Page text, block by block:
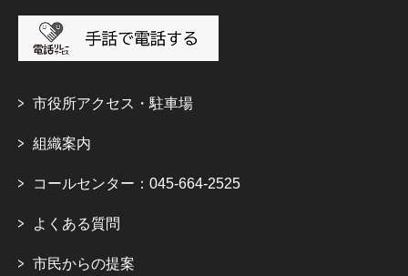
市役所アクセス・駐車場
組織案内
コールセンター：045-664-2525
よくある質問
市民からの提案